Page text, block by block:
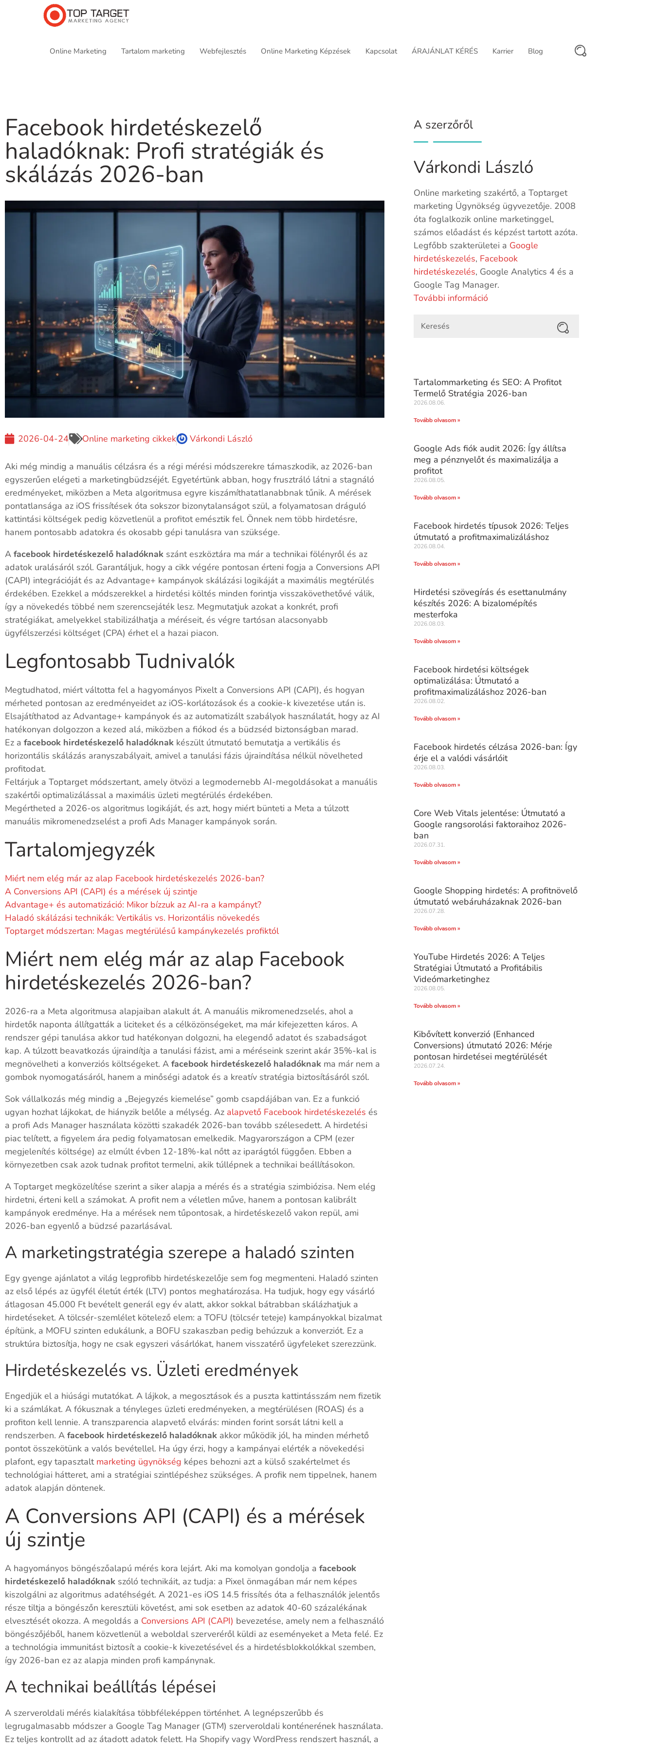
Online Marketing Tartalom marketing Webfejlesztés Online Marketing Képzések Kapcsolat ÁRAJÁNLAT KÉRÉS Karrier Blog
Facebook hirdetéskezelő
haladóknak: Profi stratégiák és
skálázás 2026-ban
2026-04-24 Online marketing cikkek Várkondi László
Aki még mindig a manuális célzásra és a régi mérési módszerekre támaszkodik, az 2026-ban
egyszerűen elégeti a marketingbüdzséjét. Egyetértünk abban, hogy frusztráló látni a stagnáló
eredményeket, miközben a Meta algoritmusa egyre kiszámíthatatlanabbnak tűnik. A mérések
pontatlansága az iOS frissítések óta sokszor bizonytalanságot szül, a folyamatosan dráguló
kattintási költségek pedig közvetlenül a profitot emésztik fel. Önnek nem több hirdetésre,
hanem pontosabb adatokra és okosabb gépi tanulásra van szüksége.
A facebook hirdetéskezelő haladóknak szánt eszköztára ma már a technikai fölényről és az
adatok uralásáról szól. Garantáljuk, hogy a cikk végére pontosan érteni fogja a Conversions API
(CAPI) integrációját és az Advantage+ kampányok skálázási logikáját a maximális megtérülés
érdekében. Ezekkel a módszerekkel a hirdetési költés minden forintja visszakövethetővé válik,
így a növekedés többé nem szerencsejáték lesz. Megmutatjuk azokat a konkrét, profi
stratégiákat, amelyekkel stabilizálhatja a méréseit, és végre tartósan alacsonyabb
ügyfélszerzési költséget (CPA) érhet el a hazai piacon.
Legfontosabb Tudnivalók
Megtudhatod, miért váltotta fel a hagyományos Pixelt a Conversions API (CAPI), és hogyan
mérheted pontosan az eredményeidet az iOS-korlátozások és a cookie-k kivezetése után is.
Elsajátíthatod az Advantage+ kampányok és az automatizált szabályok használatát, hogy az AI
hatékonyan dolgozzon a kezed alá, miközben a fiókod és a büdzséd biztonságban marad.
Ez a facebook hirdetéskezelő haladóknak készült útmutató bemutatja a vertikális és
horizontális skálázás aranyszabályait, amivel a tanulási fázis újraindítása nélkül növelheted
profitodat.
Feltárjuk a Toptarget módszertant, amely ötvözi a legmodernebb AI-megoldásokat a manuális
szakértői optimalizálással a maximális üzleti megtérülés érdekében.
Megértheted a 2026-os algoritmus logikáját, és azt, hogy miért bünteti a Meta a túlzott
manuális mikromenedzselést a profi Ads Manager kampányok során.
Tartalomjegyzék
Miért nem elég már az alap Facebook hirdetéskezelés 2026-ban?
A Conversions API (CAPI) és a mérések új szintje
Advantage+ és automatizáció: Mikor bízzuk az AI-ra a kampányt?
Haladó skálázási technikák: Vertikális vs. Horizontális növekedés
Toptarget módszertan: Magas megtérülésű kampánykezelés profiktól
Miért nem elég már az alap Facebook
hirdetéskezelés 2026-ban?
2026-ra a Meta algoritmusa alapjaiban alakult át. A manuális mikromenedzselés, ahol a
hirdetők naponta állítgatták a liciteket és a célközönségeket, ma már kifejezetten káros. A
rendszer gépi tanulása akkor tud hatékonyan dolgozni, ha elegendő adatot és szabadságot
kap. A túlzott beavatkozás újraindítja a tanulási fázist, ami a méréseink szerint akár 35%-kal is
megnövelheti a konverziós költségeket. A facebook hirdetéskezelő haladóknak ma már nem a
gombok nyomogatásáról, hanem a minőségi adatok és a kreatív stratégia biztosításáról szól.
Sok vállalkozás még mindig a „Bejegyzés kiemelése” gomb csapdájában van. Ez a funkció
ugyan hozhat lájkokat, de hiányzik belőle a mélység. Az alapvető Facebook hirdetéskezelés és
a profi Ads Manager használata közötti szakadék 2026-ban tovább szélesedett. A hirdetési
piac telített, a figyelem ára pedig folyamatosan emelkedik. Magyarországon a CPM (ezer
megjelenítés költsége) az elmúlt évben 12-18%-kal nőtt az iparágtól függően. Ebben a
környezetben csak azok tudnak profitot termelni, akik túllépnek a technikai beállításokon.
A Toptarget megközelítése szerint a siker alapja a mérés és a stratégia szimbiózisa. Nem elég
hirdetni, érteni kell a számokat. A profit nem a véletlen műve, hanem a pontosan kalibrált
kampányok eredménye. Ha a mérések nem tűpontosak, a hirdetéskezelő vakon repül, ami
2026-ban egyenlő a büdzsé pazarlásával.
A marketingstratégia szerepe a haladó szinten
Egy gyenge ajánlatot a világ legprofibb hirdetéskezelője sem fog megmenteni. Haladó szinten
az első lépés az ügyfél életút érték (LTV) pontos meghatározása. Ha tudjuk, hogy egy vásárló
átlagosan 45.000 Ft bevételt generál egy év alatt, akkor sokkal bátrabban skálázhatjuk a
hirdetéseket. A tölcsér-szemlélet kötelező elem: a TOFU (tölcsér teteje) kampányokkal bizalmat
építünk, a MOFU szinten edukálunk, a BOFU szakaszban pedig behúzzuk a konverziót. Ez a
struktúra biztosítja, hogy ne csak egyszeri vásárlókat, hanem visszatérő ügyfeleket szerezzünk.
Hirdetéskezelés vs. Üzleti eredmények
Engedjük el a hiúsági mutatókat. A lájkok, a megosztások és a puszta kattintásszám nem fizetik
ki a számlákat. A fókusznak a tényleges üzleti eredményeken, a megtérülésen (ROAS) és a
profiton kell lennie. A transzparencia alapvető elvárás: minden forint sorsát látni kell a
rendszerben. A facebook hirdetéskezelő haladóknak akkor működik jól, ha minden mérhető
pontot összekötünk a valós bevétellel. Ha úgy érzi, hogy a kampányai elérték a növekedési
plafont, egy tapasztalt marketing ügynökség képes behozni azt a külső szakértelmet és
technológiai hátteret, ami a stratégiai szintlépéshez szükséges. A profik nem tippelnek, hanem
adatok alapján döntenek.
A Conversions API (CAPI) és a mérések
új szintje
A hagyományos böngészőalapú mérés kora lejárt. Aki ma komolyan gondolja a facebook
hirdetéskezelő haladóknak szóló technikáit, az tudja: a Pixel önmagában már nem képes
kiszolgálni az algoritmus adatéhségét. A 2021-es iOS 14.5 frissítés óta a felhasználók jelentős
része tiltja a böngészőn keresztüli követést, ami sok esetben az adatok 40-60 százalékának
elvesztését okozza. A megoldás a Conversions API (CAPI) bevezetése, amely nem a felhasználó
böngészőjéből, hanem közvetlenül a weboldal szerveréről küldi az eseményeket a Meta felé. Ez
a technológia immunitást biztosít a cookie-k kivezetésével és a hirdetésblokkolókkal szemben,
így 2026-ban ez az alapja minden profi kampánynak.
A technikai beállítás lépései
A szerveroldali mérés kialakítása többféleképpen történhet. A legnépszerűbb és
legrugalmasabb módszer a Google Tag Manager (GTM) szerveroldali konténerének használata.
Ez teljes kontrollt ad az átadott adatok felett. Ha Shopify vagy WordPress rendszert használ, a
A szerzőről
Várkondi László
Online marketing szakértő, a Toptarget
marketing Ügynökség ügyvezetője. 2008
óta foglalkozik online marketinggel,
számos előadást és képzést tartott azóta.
Legfőbb szakterületei a Google
hirdetéskezelés, Facebook
hirdetéskezelés, Google Analytics 4 és a
Google Tag Manager.
További információ
Tartalommarketing és SEO: A Profitot
Termelő Stratégia 2026-ban
2026.08.06.
Tovább olvasom »
Google Ads fiók audit 2026: Így állítsa
meg a pénznyelőt és maximalizálja a
profitot
2026.08.05.
Tovább olvasom »
Facebook hirdetés típusok 2026: Teljes
útmutató a profitmaximalizáláshoz
2026.08.04.
Tovább olvasom »
Hirdetési szövegírás és esettanulmány
készítés 2026: A bizalomépítés
mesterfoka
2026.08.03.
Tovább olvasom »
Facebook hirdetési költségek
optimalizálása: Útmutató a
profitmaximalizáláshoz 2026-ban
2026.08.02.
Tovább olvasom »
Facebook hirdetés célzása 2026-ban: Így
érje el a valódi vásárlóit
2026.08.03.
Tovább olvasom »
Core Web Vitals jelentése: Útmutató a
Google rangsorolási faktoraihoz 2026-
ban
2026.07.31.
Tovább olvasom »
Google Shopping hirdetés: A profitnövelő
útmutató webáruházaknak 2026-ban
2026.07.28.
Tovább olvasom »
YouTube Hirdetés 2026: A Teljes
Stratégiai Útmutató a Profitábilis
Videómarketinghez
2026.08.05.
Tovább olvasom »
Kibővített konverzió (Enhanced
Conversions) útmutató 2026: Mérje
pontosan hirdetései megtérülését
2026.07.24.
Tovább olvasom »